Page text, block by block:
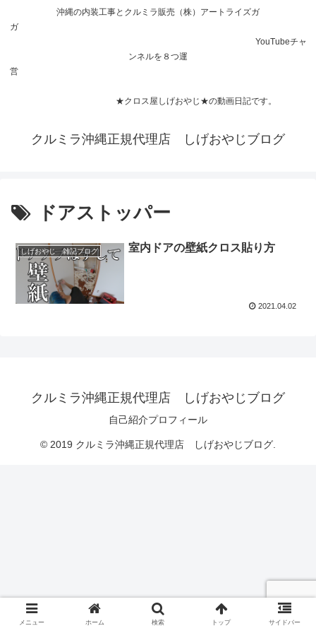
沖縄の内装工事とクルミラ販売（株）アートライズガ
ガ
YouTubeチャ
ンネルを８つ運
営
★クロス屋しげおやじ★の動画日記です。
クルミラ沖縄正規代理店 しげおやじブログ
ドアストッパー
しげおやじ 雑記ブログ 室内ドアの壁紙クロス貼り方
2021.04.02
クルミラ沖縄正規代理店 しげおやじブログ
自己紹介プロフィール
© 2019 クルミラ沖縄正規代理店 しげおやじブログ.
メニュー ホーム 検索 トップ サイドバー